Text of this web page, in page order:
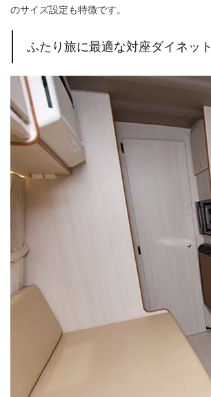
のサイズ設定も特徴です。
ふたり旅に最適な対座ダイネット